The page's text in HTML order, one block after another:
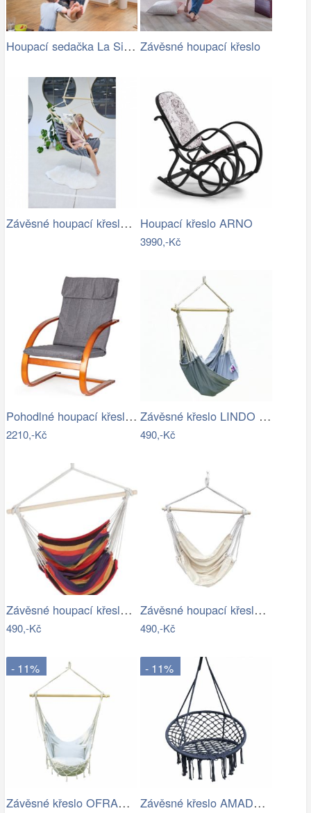
Houpací sedačka La Siesta Habana… Závěsné houpací křeslo
Závěsné houpací křeslo CHILLO, šedé Houpací křeslo ARNO
3990,-Kč
Pohodlné houpací křeslo ModernHome |…
2210,-Kč
Závěsné křeslo LINDO NEW Tempo Kondela
490,-Kč
Závěsné houpací křeslo Cozyz pásek…
490,-Kč
Závěsné houpací křeslo Cozyz béžová
490,-Kč
- 11%
Závěsné křeslo OFRAME Tempo Kondela
- 11%
Závěsné křeslo AMADO 2 NEW Tempo Kondela